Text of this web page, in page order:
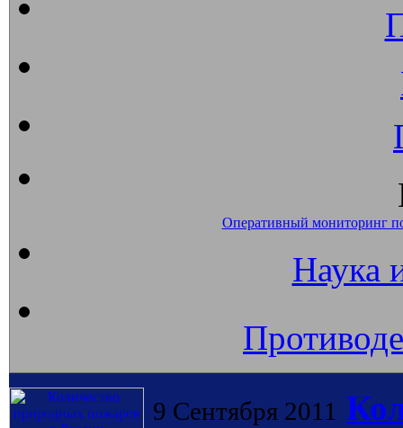
Оперативный мониторинг
Наука
9 Сентября 2011